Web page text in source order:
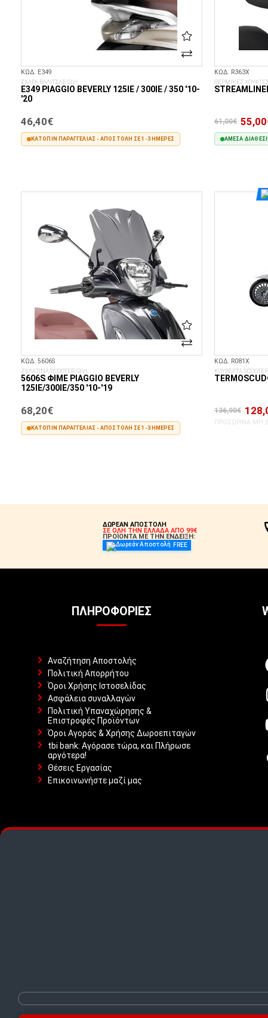
ΚΩΔ. E349
ΣΧΑΡΑ ΒΑΛΙΤΣΑΣ GIVI
E349 PIAGGIO BEVERLY 125IE / 300IE / 350 '10-
'20
46,40€
ΚΑΤΌΠΙΝ ΠΑΡΑΓΓΕΛΊΑΣ - ΑΠΟΣΤΟΛΉ ΣΕ 1-3 ΗΜΈΡΕΣ
ΚΩΔ. R363X
ΘΕΡΜΙΚΕΣ ΧΟΥΦΤΕΣ
61,00€
ΆΜΕΣΑ
ΚΩΔ. 5606S
ΖΕΛΑΤΙΝΑ SCOOTER GIVI
5606S ΦΙΜΈ PIAGGIO BEVERLY
125IE/300IE/350 '10-'19
68,20€
ΚΑΤΌΠΙΝ ΠΑΡΑΓΓΕΛΊΑΣ - ΑΠΟΣΤΟΛΉ ΣΕ 1-3 ΗΜΈΡΕΣ
ΚΩΔ. R081X
ΚΟΥΒΕΡΤΑ
136,90€
ΠΡΟΣΩΡΙΝΆ ΜΗ
ΔΩΡΕΑΝ ΑΠΟΣΤΟΛΗ
ΣΕ ΟΛΗ ΤΗΝ ΕΛΛΑΔΑ ΑΠΟ 99€
ΠΡΟΪΟΝΤΑ ΜΕ ΤΗΝ ΕΝΔΕΙΞΗ:
FREE
ΠΛΗΡΟΦΟΡΊΕΣ
Αναζήτηση Αποστολής
Πολιτική Απορρήτου
Όροι Χρήσης Ιστοσελίδας
Ασφάλεια συναλλαγών
Πολιτική Υπαναχώρησης &
Επιστροφές Προϊόντων
Όροι Αγοράς & Χρήσης Δωροεπιταγών
tbi bank: Αγόρασε τώρα, και Πλήρωσε
αργότερα!
Θέσεις Εργασίας
Επικοινωνήστε μαζί μας